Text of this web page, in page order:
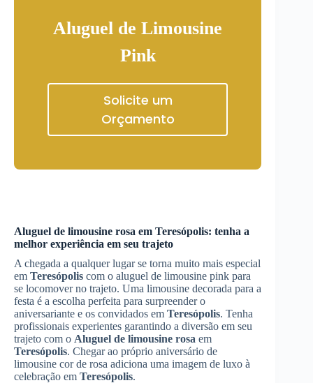
Aluguel de Limousine
Pink
Solicite um
Orçamento
Aluguel de limousine rosa em Teresópolis: tenha a
melhor experiência em seu trajeto
A chegada a qualquer lugar se torna muito mais especial
em Teresópolis com o aluguel de limousine pink para
se locomover no trajeto. Uma limousine decorada para a
festa é a escolha perfeita para surpreender o
aniversariante e os convidados em Teresópolis. Tenha
profissionais experientes garantindo a diversão em seu
trajeto com o Aluguel de limousine rosa em
Teresópolis. Chegar ao próprio aniversário de
limousine cor de rosa adiciona uma imagem de luxo à
celebração em Teresópolis.